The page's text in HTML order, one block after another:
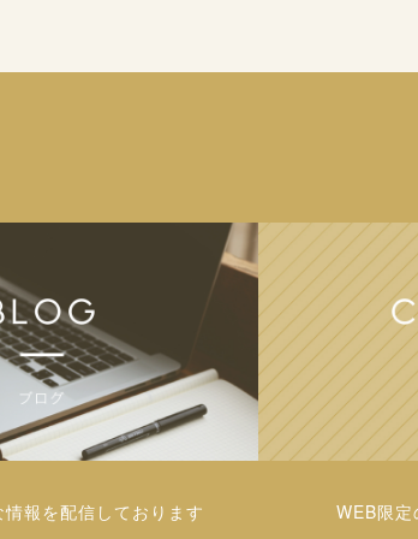
報を配信しております WEB限